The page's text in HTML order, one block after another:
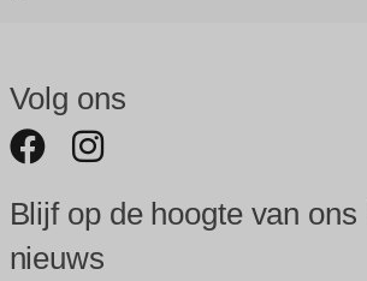
Volg ons
Blijf op de hoogte van ons
nieuws